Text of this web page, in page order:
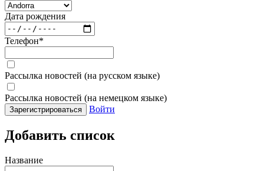
Дата рождения
Телефон*
Рассылка новостей (на русском языке)
Рассылка новостей (на немецком языке)
Зарегистрироваться Войти
Добавить список
Название